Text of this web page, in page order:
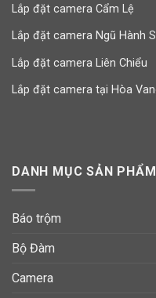
Lắp đặt camera Cẩm Lệ
Lắp đặt camera Ngũ Hành
Lắp đặt camera Liên Chiểu
Lắp đặt camera tại Hòa
DANH MỤC SẢN PHẨM
Báo trộm
Bộ Đàm
Camera